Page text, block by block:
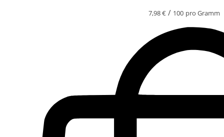
7,98€ / 100 pro Gramm